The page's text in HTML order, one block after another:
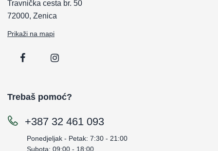
Travnička cesta br. 50
72000, Zenica
Prikaži na mapi
Trebaš pomoć?
+387 32 461 093
Ponedjeljak - Petak: 7:30 - 21:00
Subota: 09:00 - 18:00